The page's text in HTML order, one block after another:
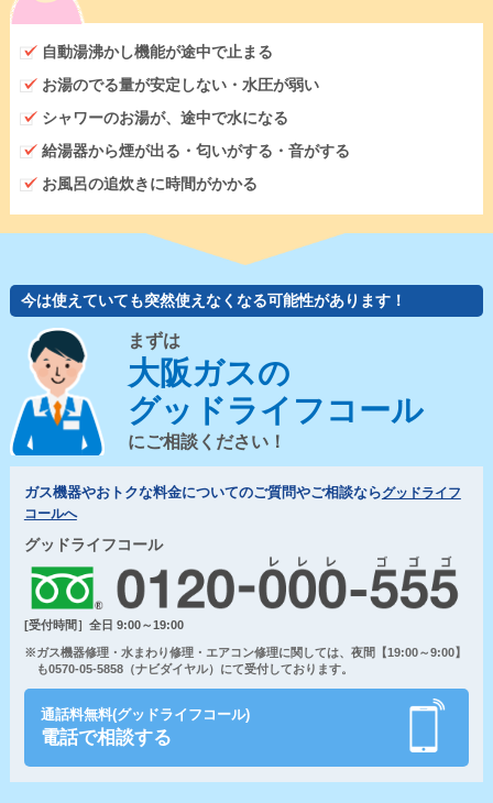
自動湯沸かし機能が途中で止まる
お湯のでる量が安定しない・水圧が弱い
シャワーのお湯が、途中で水になる
給湯器から煙が出る・匂いがする・音がする
お風呂の追炊きに時間がかかる
今は使えていても突然使えなくなる可能性があります！
まずは
大阪ガスの
グッドライフコール
にご相談ください！
ガス機器やおトクな料金についてのご質問やご相談ならグッドライフ
コールへ
グッドライフコール
[受付時間］全日 9:00～19:00
※ガス機器修理・水まわり修理・エアコン修理に関しては、夜間【19:00～9:00】
も0570-05-5858（ナビダイヤル）にて受付しております。
通話料無料(グッドライフコール)
電話で相談する